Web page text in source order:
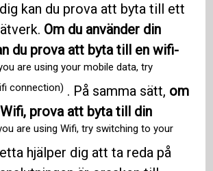
kan du prova att byta till ett
Om du använder din
du prova att byta till en wifi-
are using your mobile data, try
connection) . På samma sätt, om
prova att byta till din
are using Wifi, try switching to your
hjälper dig att ta reda på